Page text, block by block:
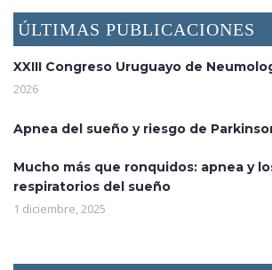
ÚLTIMAS PUBLICACIONES
XXIII Congreso Uruguayo de
2026
Apnea del sueño y riesgo de
Mucho más que ronquidos: apnea y
respiratorios del sueño
1 diciembre, 2025